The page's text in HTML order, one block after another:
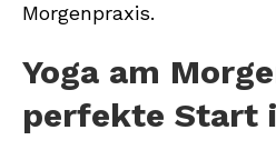
Morgenpraxis.
Yoga am
perfekte Start